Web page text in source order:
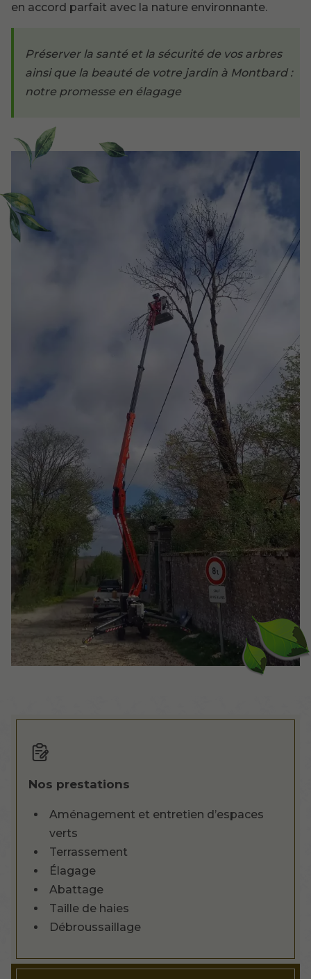
en accord parfait avec la nature environnante.
Préserver la santé et la sécurité de vos arbres
ainsi que la beauté de votre jardin à Montbard :
notre promesse en élagage
Nos prestations
Aménagement et entretien d’espaces
verts
Terrassement
Élagage
Abattage
Taille de haies
Débroussaillage